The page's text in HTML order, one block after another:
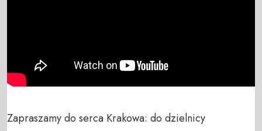
Zapraszamy do serca Krakowa: do dzielnicy